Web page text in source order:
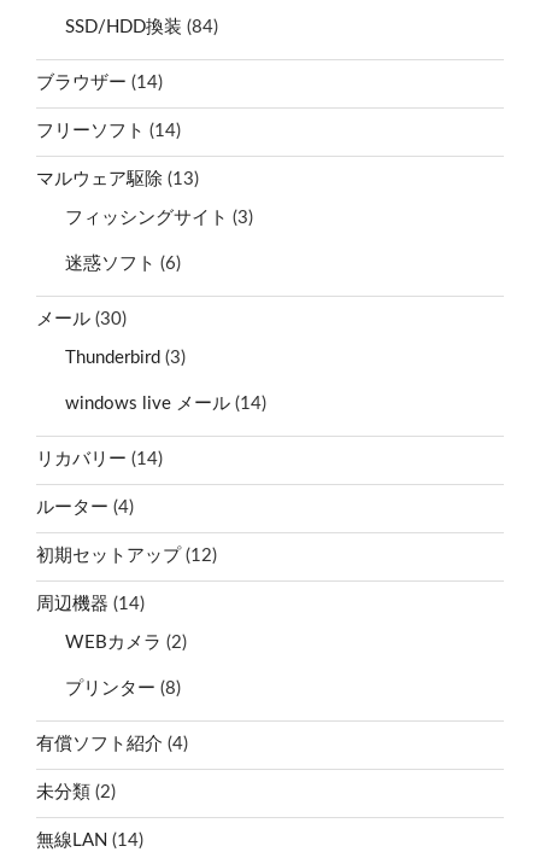
SSD/HDD換装 (84)
ブラウザー (14)
フリーソフト (14)
マルウェア駆除 (13)
フィッシングサイト (3)
迷惑ソフト (6)
メール (30)
Thunderbird (3)
windows live メール (14)
リカバリー (14)
ルーター (4)
初期セットアップ (12)
周辺機器 (14)
WEBカメラ (2)
プリンター (8)
有償ソフト紹介 (4)
未分類 (2)
無線LAN (14)